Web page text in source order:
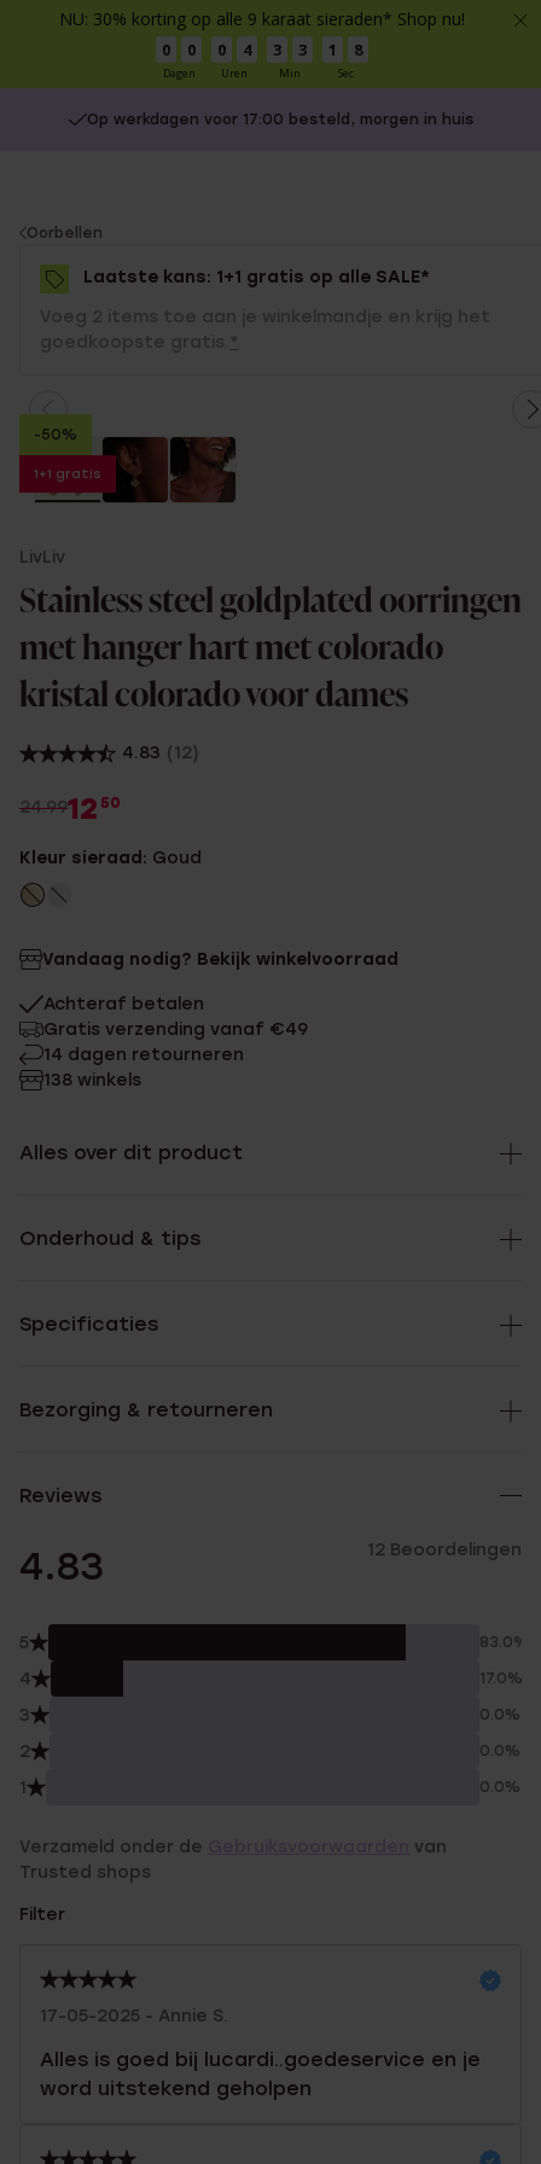
NU: 30% korting op alle 9 karaat sieraden* Shop nu!
0 0
Dagen
0 4
Uren
3 3
Min
1 8
Sec
Op werkdagen voor 17:00 besteld, morgen in huis
You
are
here:
Oorbellen
Laatste kans: 1+1 gratis op alle SALE*
Voeg 2 items toe aan je winkelmandje en krijg het
goedkoopste gratis. *
-50%
1+1 gratis
LivLiv
Stainless steel goldplated oorringen
met hanger hart met colorado
kristal colorado voor dames
4.83 (12)
24.9912 50
Kleur sieraad: Goud
Vandaag nodig? Bekijk winkelvoorraad
Achteraf betalen
Gratis verzending vanaf €49
14 dagen retourneren
138 winkels
Alles over dit product
Onderhoud & tips
Specificaties
Bezorging & retourneren
Reviews
4.83 12 Beoordelingen
5 83.0%
4 17.0%
3 0.0%
2 0.0%
1 0.0%
Verzameld onder de
van
Trusted shops
Filter
17-05-2025 - Annie S.
Alles is goed bij lucardi..goedeservice en je
word uitstekend geholpen